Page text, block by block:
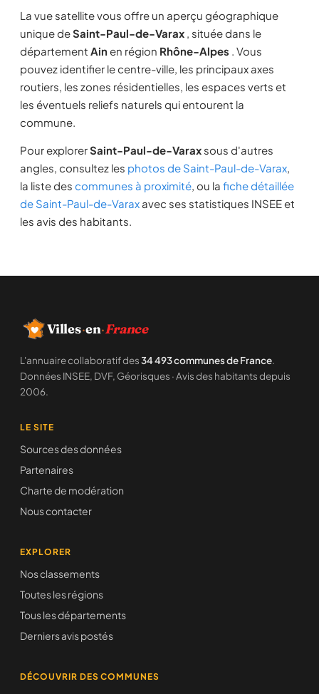
La vue satellite vous offre un aperçu géographique
unique deSaint-Paul-de-Varax , située dans le
département Ainen région Rhône-Alpes . Vous
pouvez identifier le centre-ville, les principaux axes
routiers, les zones résidentielles, les espaces verts et
les éventuels reliefs naturels qui entourent la
commune.
Pour explorerSaint-Paul-de-Varax sous d'autres
angles, consultez les photos de Saint-Paul-de-Varax,
la liste des communes à proximité, ou la fiche détaillée
de Saint-Paul-de-Varax avec ses statistiques INSEE et
les avis des habitants.
Villes·en·France
L'annuaire collaboratif des34 493 communes de France.
Données INSEE, DVF, Géorisques · Avis des habitants depuis
2006.
LE SITE
Sources des données
Partenaires
Charte de modération
Nous contacter
EXPLORER
Nos classements
Toutes les régions
Tous les départements
Derniers avis postés
DÉCOUVRIR DES COMMUNES